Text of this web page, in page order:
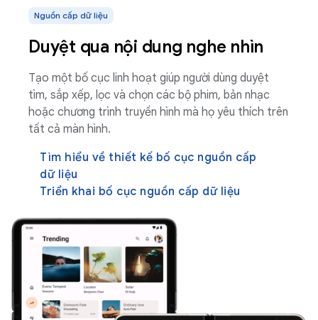
Nguồn cấp dữ liệu
Duyệt qua nội dung nghe nhìn
Tạo một bố cục linh hoạt giúp người dùng duyệt
tìm, sắp xếp, lọc và chọn các bộ phim, bản nhạc
hoặc chương trình truyền hình mà họ yêu thích trên
tất cả màn hình.
Tìm hiểu về thiết kế bố cục nguồn cấp
dữ liệu
Triển khai bố cục nguồn cấp dữ liệu